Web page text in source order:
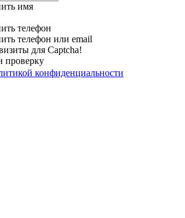
имя
телефон
телефон или email
для Captcha!
проверку
конфиденциальности